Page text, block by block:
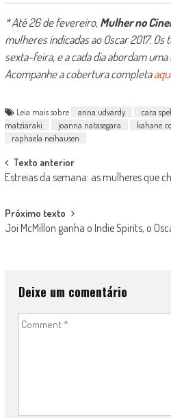
* Até 26 de fevereiro, Mulher no
mulheres indicadas ao Oscar 2017. Os
sexta-feira, e a cada dia abordam
Acompanhe a cobertura completaaqui
Leia mais sobre anna udvardy cara
matziaraki
joanna natasegara kahane
raphaela neihausen
Post
navigation
Texto anterior
Estreias da semana: as mulheres que
Próximo texto
Joi McMillon ganha o Indie Spirits, o
Deixe um comentário